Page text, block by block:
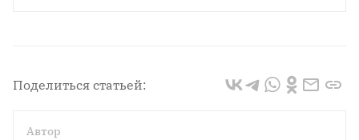
Поделиться статьей:
Автор